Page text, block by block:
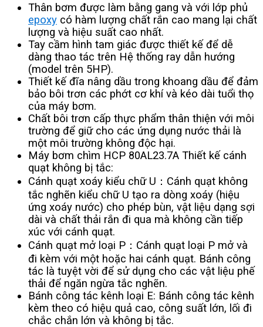
Thân bơm được làm bằng gang và với lớp phủ
epoxy có hàm lượng chất rắn cao mang lại chất
lượng và hiệu suất cao nhất.
Tay cầm hình tam giác được thiết kế để dễ
dàng thao tác trên Hệ thống ray dẫn hướng
(model trên 5HP).
Thiết kế đĩa nâng dầu trong khoang dầu để đảm
bảo bôi trơn các phớt cơ khí và kéo dài tuổi thọ
của máy bơm.
Chất bôi trơn cấp thực phẩm thân thiện với môi
trường để giữ cho các ứng dụng nước thải là
một môi trường không độc hại.
Máy bơm chìm HCP 80AL23.7A Thiết kế cánh
quạt không bị tắc:
Cánh quạt xoáy kiểu chữ U：Cánh quạt không
tắc nghẽn kiểu chữ U tạo ra dòng xoáy (hiệu
ứng xoáy nước) cho phép bùn, vật liệu dạng sợi
dài và chất thải rắn đi qua mà không cần tiếp
xúc với cánh quạt.
Cánh quạt mở loại P：Cánh quạt loại P mở và
đi kèm với một hoặc hai cánh quạt. Bánh công
tác là tuyệt vời để sử dụng cho các vật liệu phế
thải để ngăn ngừa tắc nghẽn.
Bánh công tác kênh loại E: Bánh công tác kênh
kèm theo có hiệu quả cao, công suất lớn, lối đi
chắc chắn lớn và không bị tắc.